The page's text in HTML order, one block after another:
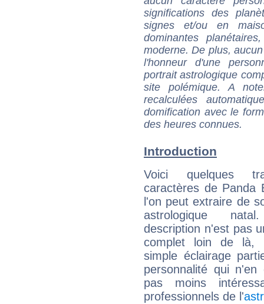
significations des
signes et/ou en
dominantes
moderne. De plus,
l'honneur d'une
portrait astrologique
site polémique. A
recalculées
domification avec le
des heures connues.
Introduction
Voici quelques
caractères de Panda
l'on peut extraire de
astrologique
description n'est pas
complet loin de là,
simple éclairage
personnalité qui n'en
pas moins
professionnels de l'